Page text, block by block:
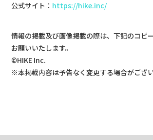
公式サイト： https://hike.inc/
情報の掲載及び画像掲載の際は、下記のコピ
お願いいたします。
©HIKE Inc.
※本掲載内容は予告なく変更する場合がござい